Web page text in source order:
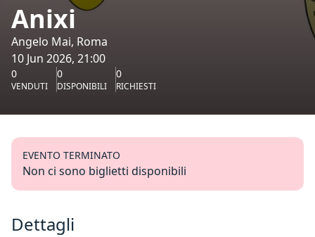
Anixi
Angelo Mai, Roma
10 Jun 2026, 21:00
0
VENDUTI
0
DISPONIBILI
0
RICHIESTI
EVENTO TERMINATO
Non ci sono biglietti disponibili
Dettagli